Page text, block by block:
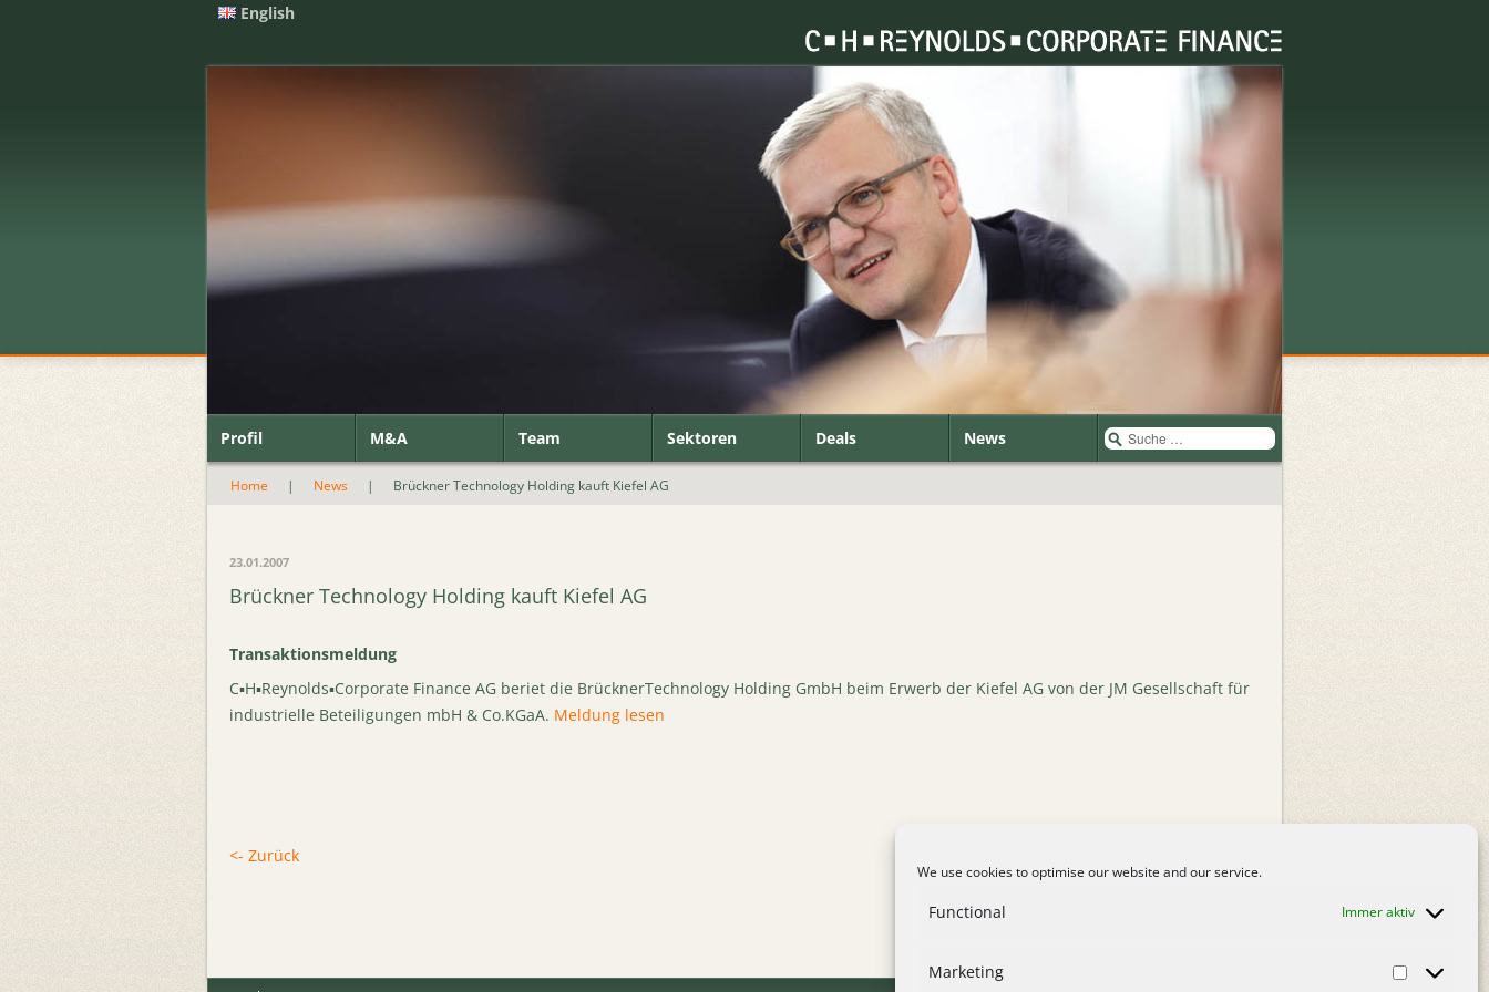
We use cookies to optimise our website and our service.
Functional Immer aktiv
Marketing
English
Profil M&A Team Sektoren Deals News Suche
Home | News | Brückner Technology Holding kauft Kiefel AG
23.01.2007
Brückner Technology Holding kauft Kiefel AG
Transaktionsmeldung
C▪H▪Reynolds▪Corporate Finance AG beriet die BrücknerTechnology Holding GmbH beim Erwerb der Kiefel AG von der JM Gesellschaft für
industrielle Beteiligungen mbH & Co.KGaA. Meldung lesen
<- Zurück